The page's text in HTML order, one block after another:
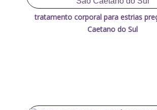
tratamento corporal para estrias
Caetano do Sul